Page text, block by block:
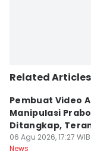
Related Articles
Pembuat Video
Manipulasi
Ditangkap,
Tahun Bui
06 Agu 2026, 17:27 WIB
News